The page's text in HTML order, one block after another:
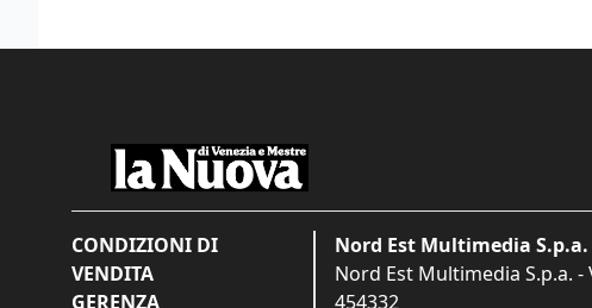
CONDIZIONI DI
VENDITA
GERENZA
Nord Est Multimedia S.p.a.
Nord Est Multimedia S.p.a. -
454332